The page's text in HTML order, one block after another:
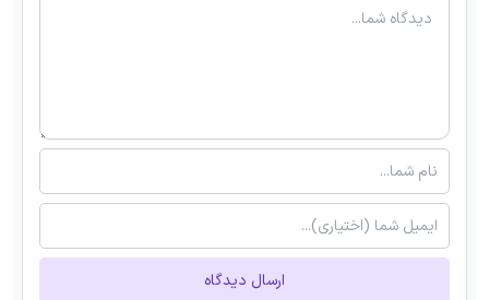
ارسال دیدگاه